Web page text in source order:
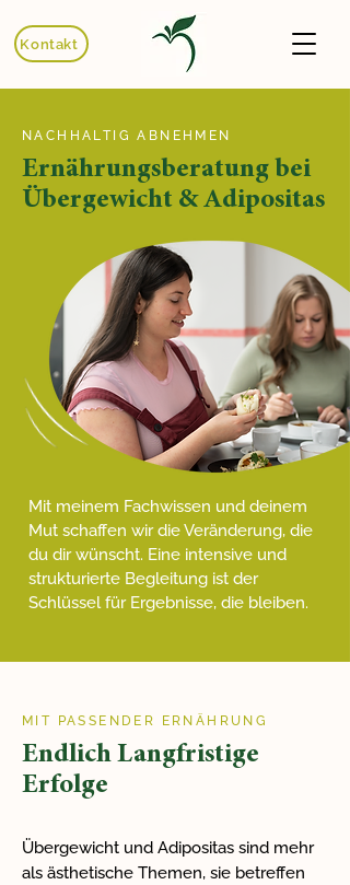
Kontakt
NACHHALTIG ABNEHMEN
Ernährungsberatung bei
Übergewicht & Adipositas
Mit meinem Fachwissen und deinem
Mut schaffen wir die Veränderung, die
du dir wünscht. Eine intensive und
strukturierte Begleitung ist der
Schlüssel für Ergebnisse, die bleiben.
MIT PASSENDER ERNÄHRUNG
Endlich Langfristige
Erfolge
Übergewicht und Adipositas sind mehr
als ästhetische Themen, sie betreffen